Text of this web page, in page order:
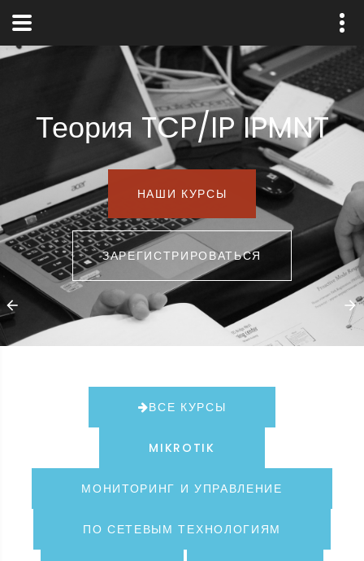
Теория TCP/IP IPMNT
НАШИ КУРСЫ
ЗАРЕГИСТРИРОВАТЬСЯ
ВСЕ КУРСЫ
MIKROTIK
МОНИТОРИНГ И УПРАВЛЕНИЕ
ПО СЕТЕВЫМ ТЕХНОЛОГИЯМ